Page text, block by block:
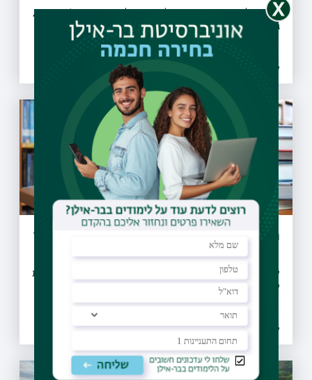
עבודות ליצירת הסדר חדש של תנועת כלי רכב ברחוב ז׳בוטינסקי,
בקטע שבין כיכר ישראל לרחוב אנצו סירני
21.07.2026 | ו אב
הארכת שעות הפעילות של ספריות בר-אילן
לרגל תקופת המבחנים, שש מספריות האוניברסיטה מאריכות את
שעות הפעילות שלהן
08.07.2026 | כב תמוז